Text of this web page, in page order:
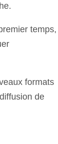
temps,
formats
de